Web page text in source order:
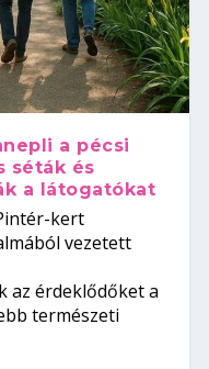
a pécsi
séták és
a látogatókat
kert
vezetett
az érdeklődőket a
természeti